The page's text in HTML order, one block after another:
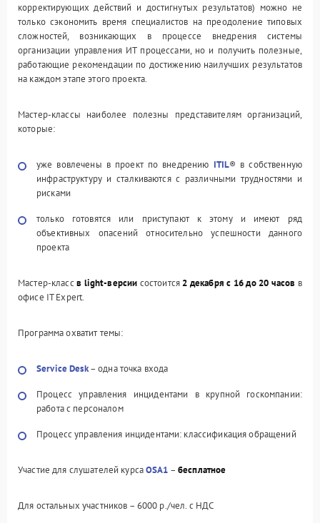
корректирующих действий и достигнутых результатов) можно не
только сэкономить время специалистов на преодоление типовых
сложностей, возникающих в процессе внедрения системы
организации управления ИТ процессами, но и получить полезные,
работающие рекомендации по достижению наилучших результатов
на каждом этапе этого проекта.
Мастер-классы наиболее полезны представителям организаций,
которые:
уже вовлечены в проект по внедрению ITIL® в собственную
инфраструктуру и сталкиваются с различными трудностями и
рисками
только готовятся или приступают к этому и имеют ряд
объективных опасений относительно успешности данного
проекта
Мастер-классв light-версии состоится2 декабря с 16 до 20 часов в
офисе IT Expert.
Программа охватит темы:
Service Desk– одна точка входа
Процесс управления инцидентами в крупной госкомпании:
работа с персоналом
Процесс управления инцидентами: классификация обращений
Участие для слушателей курсаOSA1 –бесплатное
Для остальных участников – 6000 р./чел. с НДС